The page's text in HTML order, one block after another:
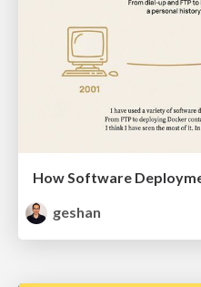
geshan